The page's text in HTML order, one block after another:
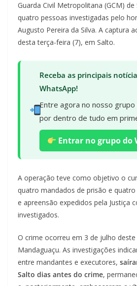
Guarda Civil Metropolitana (GCM) de
quatro pessoas investigadas pelo
Augusto Pereira da Silva. A captura
desta terça-feira (7), em Salto.
Receba as principais
WhatsApp!
Entre agora no nosso
por dentro de tudo em
Entrar no grupo do
A operação teve como objetivo o
quatro mandados de prisão e
e apreensão expedidos pela Justiça
investigados.
O crime ocorreu em 3 de julho
Mandaguaçu. As investigações
entre mandantes e executores,
Salto dias antes do crime,